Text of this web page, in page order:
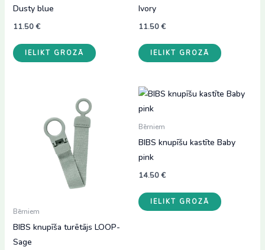
Dusty blue
11.50€
IELIKT GROZĀ
Ivory
11.50€
IELIKT GROZĀ
Bērniem
BIBS knupīša turētājs LOOP-
Sage
Bērniem
BIBS knupīšu kastīte Baby
pink
14.50€
IELIKT GROZĀ